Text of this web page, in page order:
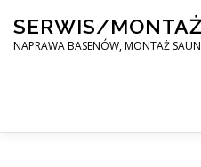
content
SERWIS/
NAPRAWA BASENÓW, MONTAŻ